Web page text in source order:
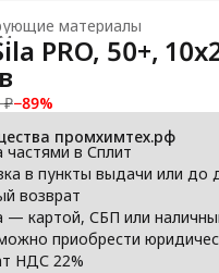
материалы
материалы и
PRO, 50+,
₽−89%
промхимтех.рф
частями в Сплит
в пункты выдачи или до
возврат
— картой, СБП или
приобрести
НДС 22%